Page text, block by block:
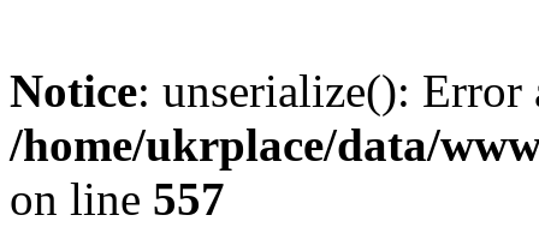
Notice: unserialize():
/home/ukrplace/data/
on line 557